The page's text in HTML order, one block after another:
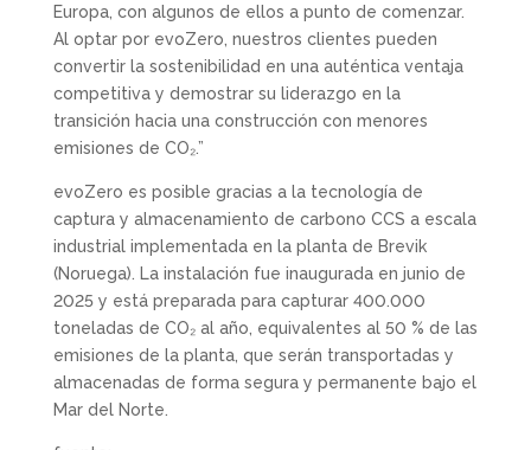
Europa, con algunos de ellos a punto de comenzar.
Al optar por evoZero, nuestros clientes pueden
convertir la sostenibilidad en una auténtica ventaja
competitiva y demostrar su liderazgo en la
transición hacia una construcción con menores
emisiones de CO₂.”
evoZero es posible gracias a la tecnología de
captura y almacenamiento de carbono CCS a escala
industrial implementada en la planta de Brevik
(Noruega). La instalación fue inaugurada en junio de
2025 y está preparada para capturar 400.000
toneladas de CO₂ al año, equivalentes al 50 % de las
emisiones de la planta, que serán transportadas y
almacenadas de forma segura y permanente bajo el
Mar del Norte.